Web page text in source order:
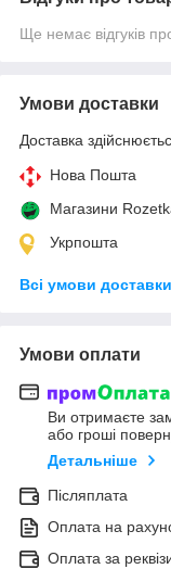
Ще немає відгуків
Умови доставки
Доставка
Нова Пошта
Магазини
Укрпошта
Всі умови доставки
Умови оплати
Ви отримаєте
або гроші
Детальніше
Післяплата
Оплата на
Оплата за